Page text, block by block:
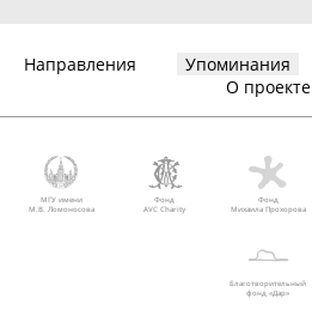
Направления Упоминания
О проекте
МГУ имени
М.В. Ломоносова
Фонд
AVC Charity
Фонд
Михаила Прохорова
Благотворительный
фонд «Дар»